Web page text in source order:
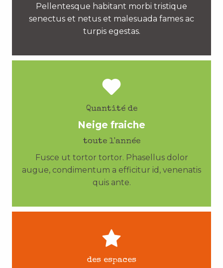
Pellentesque habitant morbi tristique
senectus et netus et malesuada fames ac
turpis egestas.
Quantité de
Neige fraiche
toute l'année
Fusce ut tortor tortor. Phasellus dolor
augue, condimentum a efficitur id, venenatis
quis ante.
des espaces